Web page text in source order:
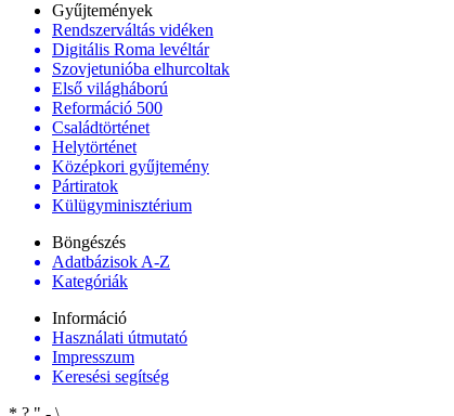
Gyűjtemények
Rendszerváltás vidéken
Digitális Roma levéltár
Szovjetunióba elhurcoltak
Első világháború
Reformáció 500
Családtörténet
Helytörténet
Középkori gyűjtemény
Pártiratok
Külügyminisztérium
Böngészés
Adatbázisok A-Z
Kategóriák
Információ
Használati útmutató
Impresszum
Keresési segítség